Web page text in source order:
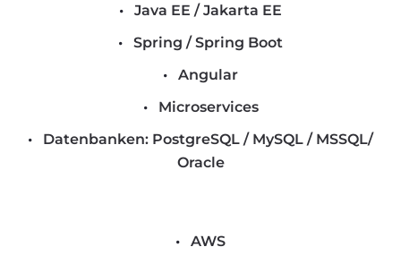
Java EE / Jakarta EE
Spring / Spring Boot
Angular
Microservices
Datenbanken: PostgreSQL / MySQL / MSSQL/
Oracle
AWS